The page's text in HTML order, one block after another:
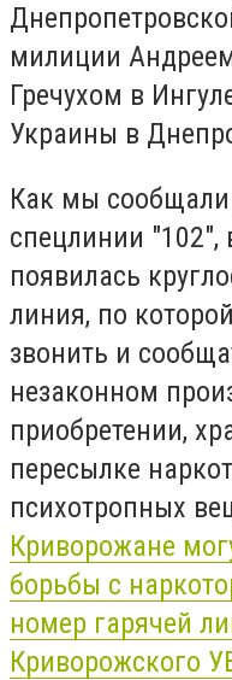
милиции
Гречухом в
Украины в
Как мы
спецлинии "102",
появилась
линия, по
звонить и
незаконном
приобретении,
пересылке
психотропных
Криворожане
борьбы с
номер гарячей
Криворожского